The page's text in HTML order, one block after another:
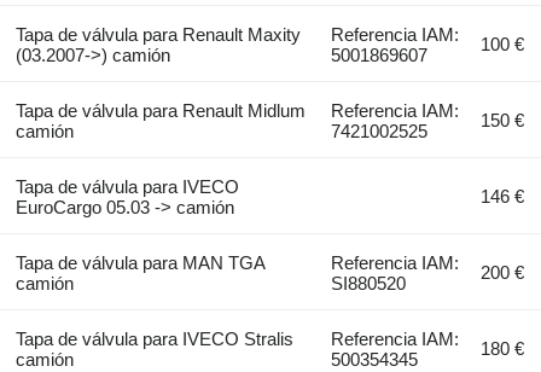
Tapa de válvula para Renault Maxity
(03.2007->) camión
Referencia IAM:
5001869607
100 €
Tapa de válvula para Renault Midlum
camión
Referencia IAM:
7421002525
150 €
Tapa de válvula para IVECO
EuroCargo 05.03 -> camión
146 €
Tapa de válvula para MAN TGA
camión
Referencia IAM:
SI880520
200 €
Tapa de válvula para IVECO Stralis
camión
Referencia IAM:
500354345
180 €